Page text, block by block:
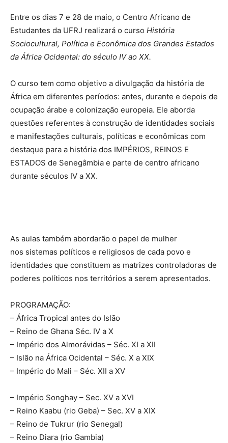
Entre os dias 7 e 28 de maio, o Centro Africano de
Estudantes da UFRJ realizará o curso História
Sociocultural, Política e Econômica dos Grandes Estados
da África Ocidental: do século IV ao XX.
O curso tem como objetivo a divulgação da história de
África em diferentes períodos: antes, durante e depois de
ocupação árabe e colonização europeia. Ele aborda
questões referentes à construção de identidades sociais
e manifestações culturais, políticas e econômicas com
destaque para a história dos IMPÉRIOS, REINOS E
ESTADOS de Senegâmbia e parte de centro africano
durante séculos IV a XX.
As aulas também abordarão o papel de mulher
nos sistemas políticos e religiosos de cada povo e
identidades que constituem as matrizes controladoras de
poderes políticos nos territórios a serem apresentados.
PROGRAMAÇÃO:
– África Tropical antes do Islão
– Reino de Ghana Séc. IV a X
– Império dos Almorávidas – Séc. XI a XII
– Islão na África Ocidental – Séc. X a XIX
– Império do Mali – Séc. XII a XV
– Império Songhay – Sec. XV a XVI
– Reino Kaabu (rio Geba) – Sec. XV a XIX
– Reino de Tukrur (rio Senegal)
– Reino Diara (rio Gambia)